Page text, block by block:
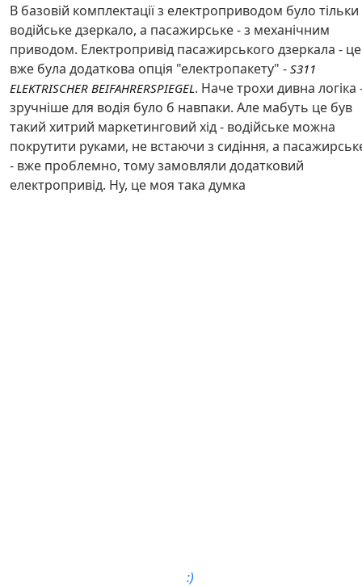
В базовій комплектації з електроприводом було тільки
водійське дзеркало, а пасажирське - з механічним
приводом. Електропривід пасажирського дзеркала - це
вже була додаткова опція "електропакету" - S311
ELEKTRISCHER BEIFAHRERSPIEGEL. Наче трохи дивна логіка
зручніше для водія було б навпаки. Але мабуть це був
такий хитрий маркетинговий хід - водійське можна
покрутити руками, не встаючи з сидіння, а
- вже проблемно, тому замовляли додатковий
електропривід. Ну, це моя така думка
:)